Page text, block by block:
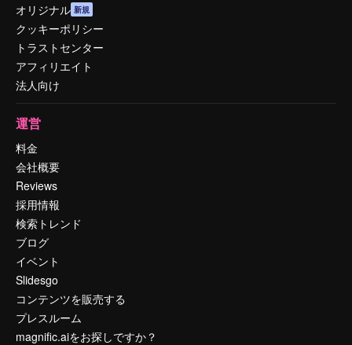
オリジナル 新規
クッキーポリシー
トラストセンター
アフィリエイト
法人向け
運営
料金
会社概要
Reviews
採用情報
検索トレンド
ブログ
イベント
Slidesgo
コンテンツを販売する
プレスルーム
magnific.aiをお探しですか？